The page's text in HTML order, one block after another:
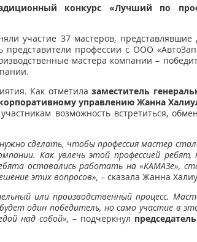
конкурс «Лучший по
участие 37 мастеров, представлявшие
представители профессии с ООО
мастера компании –
Как отметилазаместитель
управлению Жанна
возможность встретиться,
сделать, чтобы профессия мастер
Как увлечь этой профессией
оставались работать на «КАМАЗе»,
этих вопросов», – сказала Жанна
или производственный процесс.
один победитель, но само участие в
над собой», – подчеркнул